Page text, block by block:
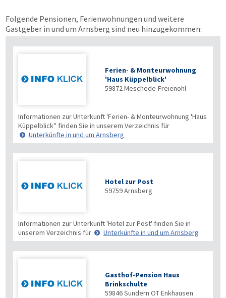
Folgende Pensionen, Ferienwohnungen und weitere
Gastgeber in und um Arnsberg sind neu hinzugekommen:
Ferien- & Monteurwohnung
'Haus Küppelblick'
59872Meschede-Freienohl
Informationen zur Unterkunft 'Ferien- & Monteurwohnung 'Haus
Küppelblick'' finden Sie in unserem Verzeichnis für
Unterkünfte in und um Arnsberg
Hotel zur Post
59759Arnsberg
Informationen zur Unterkunft 'Hotel zur Post' finden Sie in
unserem Verzeichnis für
Unterkünfte in und um Arnsberg
Gasthof-Pension Haus
Brinkschulte
59846Sundern OT Enkhausen